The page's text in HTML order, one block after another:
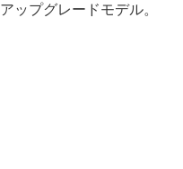
ップグレードモデル。